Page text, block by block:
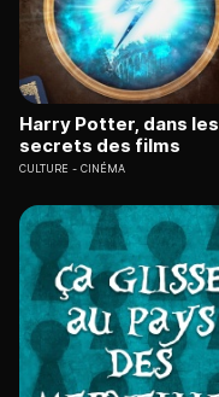
Harry Potter, dans les
secrets des films
CULTURE CINÉMA